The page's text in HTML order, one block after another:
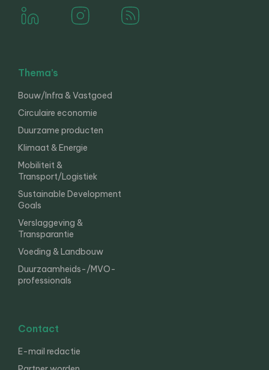
Thema’s
Bouw/Infra & Vastgoed
Circulaire economie
Duurzame producten
Klimaat & Energie
Mobiliteit &
Transport/Logistiek
Sustainable Development
Goals
Verslaggeving &
Transparantie
Voeding & Landbouw
Duurzaamheids-/MVO-
professionals
Contact
E-mail redactie